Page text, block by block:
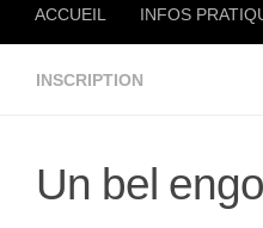
ACCUEIL INFOS
INSCRIPTION
Un bel